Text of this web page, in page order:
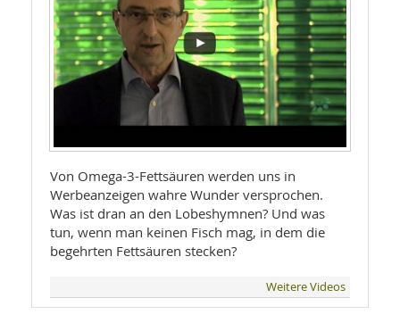
Von Omega-3-Fettsäuren werden uns in
Werbeanzeigen wahre Wunder versprochen.
Was ist dran an den Lobeshymnen? Und was
tun, wenn man keinen Fisch mag, in dem die
begehrten Fettsäuren stecken?
Weitere Videos